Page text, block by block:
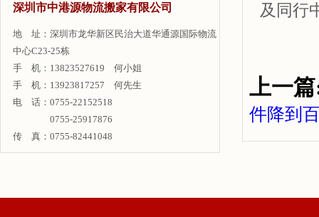
深圳市中港源物流搬家有限公司
地 址：深圳市龙华新区民治大道华通源国际物流
中心C23-25栋
手 机：13823527619 何小姐
手 机：13923817257 何先生
电 话：0755-22152518
0755-25917876
传 真：0755-82441048
及同行
上一
件降到